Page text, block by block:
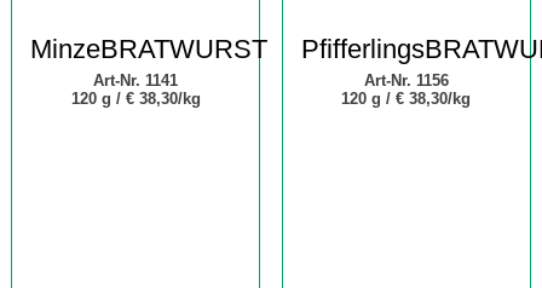
MinzeBRATWURST
Art-Nr. 1141
120 g / € 38,30/kg
Art-Nr. 1156
120 g /€ 38,30/kg